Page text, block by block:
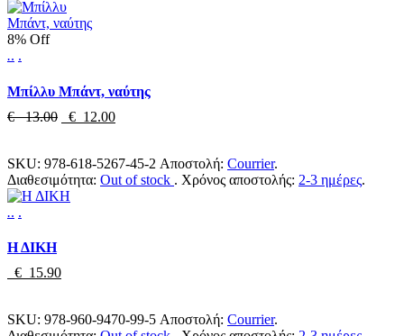
8% Off
.. .
Μπίλλυ Μπάντ, ναύτης
€ 13.00
€ 12.00
SKU: 978-618-5267-45-2 Αποστολή: Courrier.
Διαθεσιμότητα: Out of stock . Χρόνος αποστολής: 2-3 ημέρες.
.. .
Η ΔΙΚΗ
€ 15.90
SKU: 978-960-9470-99-5 Αποστολή: Courrier.